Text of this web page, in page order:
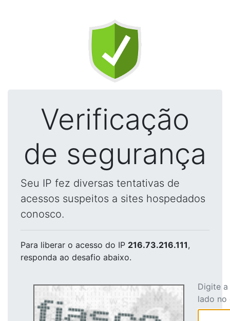
Verificação
de segurança
Seu IP fez diversas tentativas de
acessos suspeitos a sites hospedados
conosco.
Para liberar o acesso do IP 216.73.216.111,
responda ao desafio abaixo.
Digite
lado no